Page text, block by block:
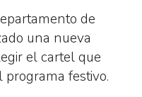
de
una nueva
el cartel que
festivo.